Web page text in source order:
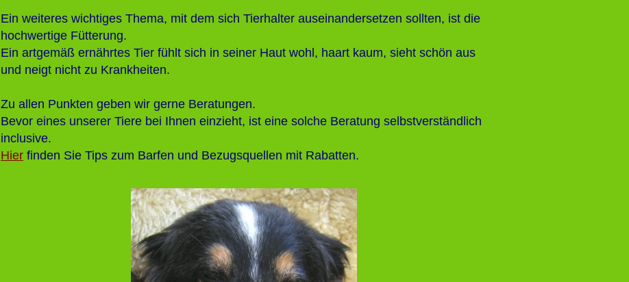
Ein weiteres wichtiges Thema, mit dem sich Tierhalter auseinandersetzen sollten, ist die
hochwertige Fütterung.
Ein artgemäß ernährtes Tier fühlt sich in seiner Haut wohl, haart kaum, sieht schön aus
und neigt nicht zu Krankheiten.
Zu allen Punkten geben wir gerne Beratungen.
Bevor eines unserer Tiere bei Ihnen einzieht, ist eine solche Beratung selbstverständlich
inclusive.
Hier finden Sie Tips zum Barfen und Bezugsquellen mit Rabatten.